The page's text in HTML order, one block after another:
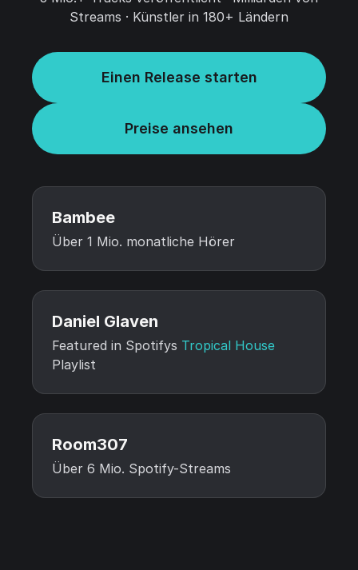
Streams · Künstler in 180+ Ländern
Einen Release starten
Preise ansehen
Bambee
Über 1 Mio. monatliche Hörer
Daniel Glaven
Featured in Spotifys Tropical House
Playlist
Room307
Über 6 Mio. Spotify-Streams